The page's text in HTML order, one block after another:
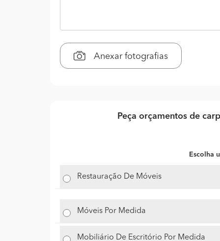
Anexar fotografias
Peça orçamentos de
Escolha
Restauração De Móveis
Móveis Por Medida
Mobiliário De Escritório Por Medida